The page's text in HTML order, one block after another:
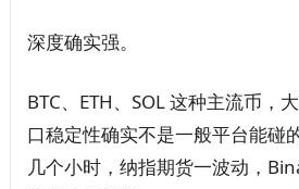
深度确实强。
BTC、ETH、SOL 这种主流币，
口稳定性确实不是一般平台能碰
几个小时，纳指期货一波动，